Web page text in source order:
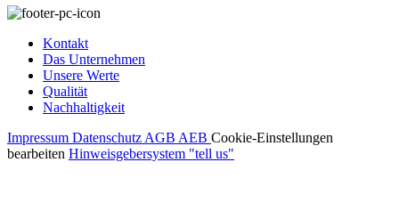
Kontakt
Das Unternehmen
Unsere Werte
Qualität
Nachhaltigkeit
Impressum Datenschutz AGB AEB Cookie-Einstellungen
bearbeiten Hinweisgebersystem "tell us"